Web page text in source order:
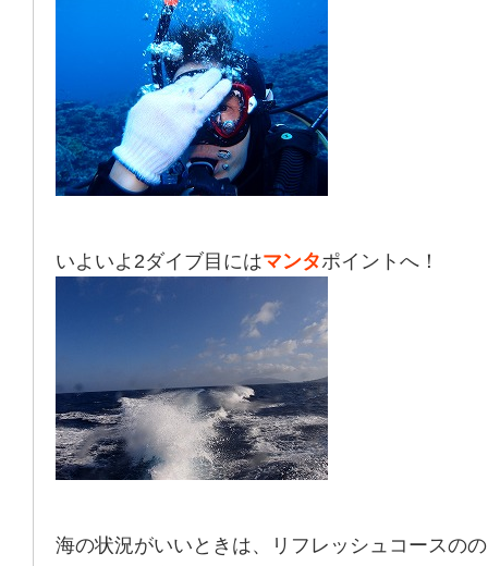
いよいよ2ダイブ目にはマンタポイントへ！
海の状況がいいときは、リフレッシュコースの